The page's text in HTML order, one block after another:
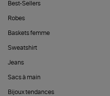
Best-Sellers
Robes
Baskets femme
Sweatshirt
Jeans
Sacs à main
Bijoux tendances